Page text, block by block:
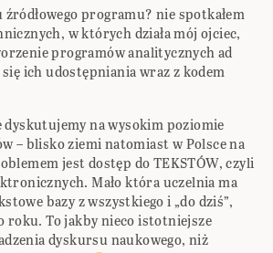
programu? nie spotkałem
w których działa mój ojciec,
programów analitycznych ad
ich udostępniania wraz z kodem
dyskutujemy na wysokim poziomie
– blisko ziemi natomiast w Polsce na
jest dostęp do TEKSTÓW, czyli
Mało która uczelnia ma
bazy z wszystkiego i „do dziś”,
roku. To jakby nieco istotniejsze
dyskursu naukowego, niż